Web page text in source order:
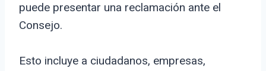
puede presentar una reclamación ante el
Consejo.
Esto incluye a ciudadanos, empresas,